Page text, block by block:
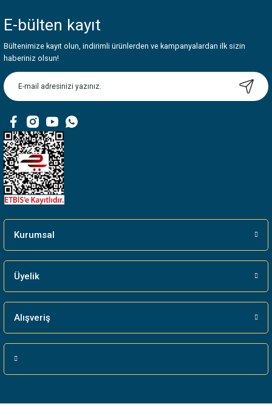
Görüş ve önerileriniz için teşekkür ederiz.
Ürün resmi kalitesiz, bozuk veya görüntülenemiyor.
Ürün açıklamasında eksik bilgiler bulunuyor.
Ürün bilgilerinde hatalar bulunuyor.
Bu ürüne benzer farklı alternatifler olmalı.
E-bülten kayıt
Bültenimize kayıt olun, indirimli ürünlerden ve kampanyalardan ilk sizin
haberiniz olsun!
Kurumsal
Üyelik
Alışveriş